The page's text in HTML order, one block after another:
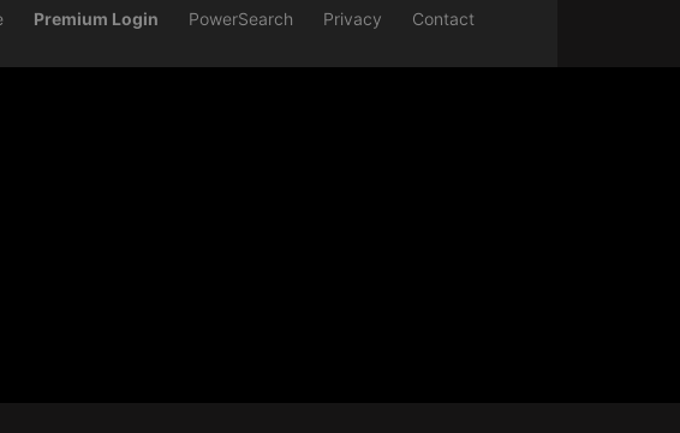
Premium Login PowerSearch Privacy Contact